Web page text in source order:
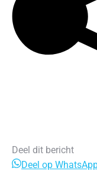
Deel dit bericht
Deel op